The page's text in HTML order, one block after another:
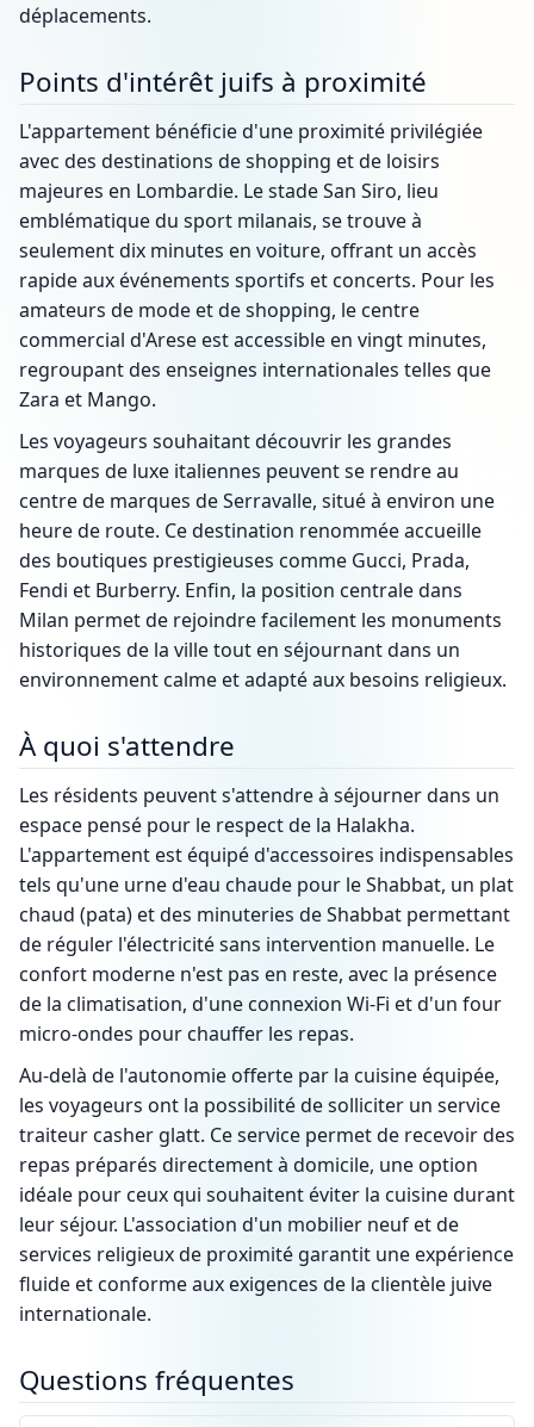
déplacements.
Points d'intérêt juifs à proximité
L'appartement bénéficie d'une proximité privilégiée
avec des destinations de shopping et de loisirs
majeures en Lombardie. Le stade San Siro, lieu
emblématique du sport milanais, se trouve à
seulement dix minutes en voiture, offrant un accès
rapide aux événements sportifs et concerts. Pour les
amateurs de mode et de shopping, le centre
commercial d'Arese est accessible en vingt minutes,
regroupant des enseignes internationales telles que
Zara et Mango.
Les voyageurs souhaitant découvrir les grandes
marques de luxe italiennes peuvent se rendre au
centre de marques de Serravalle, situé à environ une
heure de route. Ce destination renommée accueille
des boutiques prestigieuses comme Gucci, Prada,
Fendi et Burberry. Enfin, la position centrale dans
Milan permet de rejoindre facilement les monuments
historiques de la ville tout en séjournant dans un
environnement calme et adapté aux besoins religieux.
À quoi s'attendre
Les résidents peuvent s'attendre à séjourner dans un
espace pensé pour le respect de la Halakha.
L'appartement est équipé d'accessoires indispensables
tels qu'une urne d'eau chaude pour le Shabbat, un plat
chaud (pata) et des minuteries de Shabbat permettant
de réguler l'électricité sans intervention manuelle. Le
confort moderne n'est pas en reste, avec la présence
de la climatisation, d'une connexion Wi-Fi et d'un four
micro-ondes pour chauffer les repas.
Au-delà de l'autonomie offerte par la cuisine équipée,
les voyageurs ont la possibilité de solliciter un service
traiteur casher glatt. Ce service permet de recevoir des
repas préparés directement à domicile, une option
idéale pour ceux qui souhaitent éviter la cuisine durant
leur séjour. L'association d'un mobilier neuf et de
services religieux de proximité garantit une expérience
fluide et conforme aux exigences de la clientèle juive
internationale.
Questions fréquentes